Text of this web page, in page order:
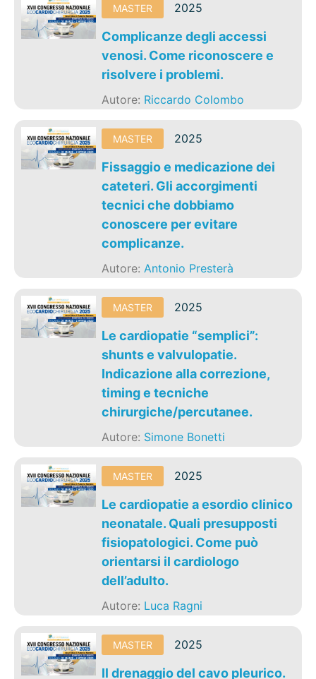
MASTER 2025
Complicanze degli accessi
venosi. Come riconoscere e
risolvere i problemi.
Autore: Riccardo Colombo
MASTER 2025
Fissaggio e medicazione dei
cateteri. Gli accorgimenti
tecnici che dobbiamo
conoscere per evitare
complicanze.
Autore:Antonio Presterà
MASTER 2025
Le cardiopatie “semplici”:
shunts e valvulopatie.
Indicazione alla correzione,
timing e tecniche
chirurgiche/percutanee.
Autore: Simone Bonetti
MASTER 2025
Le cardiopatie a esordio clinico
neonatale. Quali presupposti
fisiopatologici. Come può
orientarsi il cardiologo
dell’adulto.
Autore: Luca Ragni
MASTER 2025
Il drenaggio del cavo pleurico.